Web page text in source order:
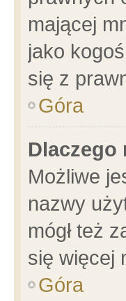
mającej
jako
się z
Góra
Dlaczego
Możliwe
nazwy
mógł też
się więcej
Góra